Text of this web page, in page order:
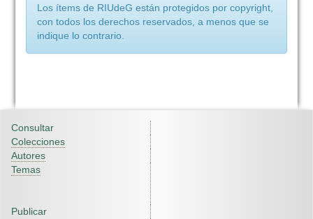
Los ítems de RIUdeG están protegidos por copyright,
con todos los derechos reservados, a menos que se
indique lo contrario.
Consultar
Colecciones
Autores
Temas
Publicar